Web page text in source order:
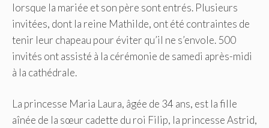
lorsque la mariée et son père sont entrés. Plusieurs
invitées, dont la reine Mathilde, ont été contraintes de
tenir leur chapeau pour éviter qu’il ne s’envole. 500
invités ont assisté à la cérémonie de samedi après-midi
à la cathédrale.
La princesse Maria Laura, âgée de 34 ans, est la fille
aînée de la sœur cadette du roi Filip, la princesse Astrid,